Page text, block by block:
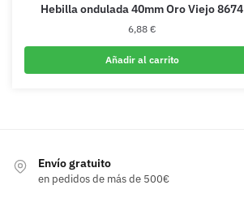
Hebilla ondulada 40mm Oro Viejo 8674
6,88 €
Añadir al carrito
Envío gratuito
en pedidos de más de 500€